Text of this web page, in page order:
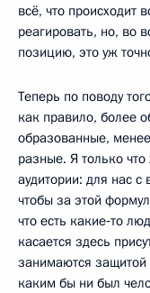
всё, что происходит
реагировать, но, во
позицию, это уж
Теперь по поводу
как правило, более
образованные,
разные. Я только что
аудитории: для нас
чтобы за этой
что есть какие‑то
касается здесь
занимаются защитой
каким бы ни был